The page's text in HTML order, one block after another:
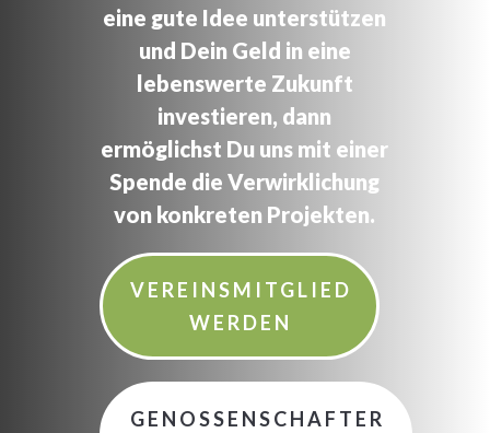
eine gute Idee unterstützen
und Dein Geld in eine
lebenswerte Zukunft
investieren, dann
ermöglichst Du uns mit einer
Spende die Verwirklichung
von konkreten Projekten.
VEREINSMITGLIED
WERDEN
GENOSSENSCHAFTER